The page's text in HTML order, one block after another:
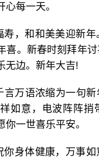
每一天。
寿，和和美美迎新
喜。新春时刻拜年
无边。新年大吉!
言万语浓缩为一句
如意，电波阵阵捎
一世喜乐平安。
你身体健康，万事